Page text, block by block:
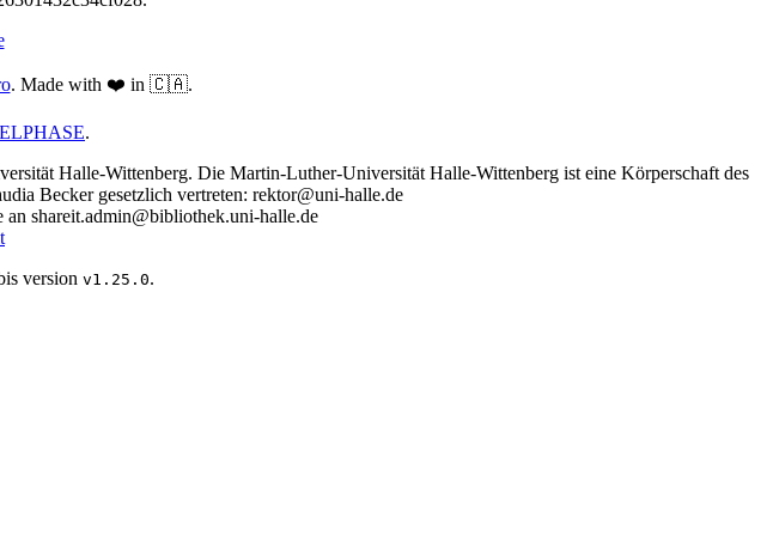
. Made with ❤️ in 🇨🇦.
.
Halle-Wittenberg. Die Martin-Luther-Universität Halle-Wittenberg ist eine Körperschaft des
Becker gesetzlich vertreten: rektor@uni-halle.de
shareit.admin@bibliothek.uni-halle.de
version v1.25.0.